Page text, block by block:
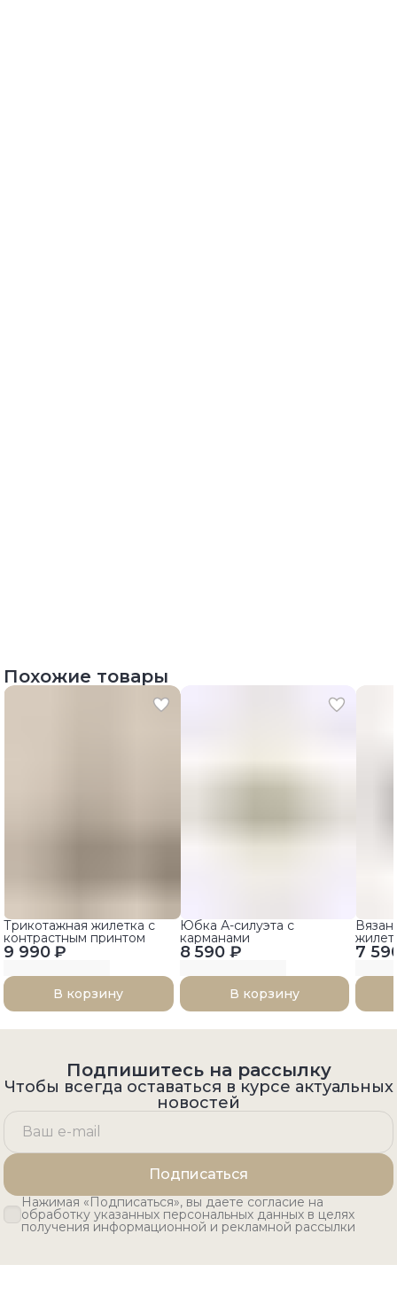
Похожие товары
9 990 ₽
Трикотажная жилетка с
контрастным принтом
В корзину
8 590 ₽
Юбка А-силуэта с
карманами
В корзину
7
Подпишитесь на рассылку
Чтобы всегда оставаться в курсе актуальных
новостей
Подписаться
Нажимая «Подписаться», вы даете согласие на
обработку указанных персональных данных в целях
получения информационной и рекламной рассылки